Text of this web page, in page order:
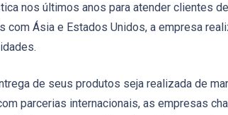
nos últimos anos para atender clientes
com Ásia e Estados Unidos, a empresa
de seus produtos seja realizada de
parcerias internacionais, as empresas